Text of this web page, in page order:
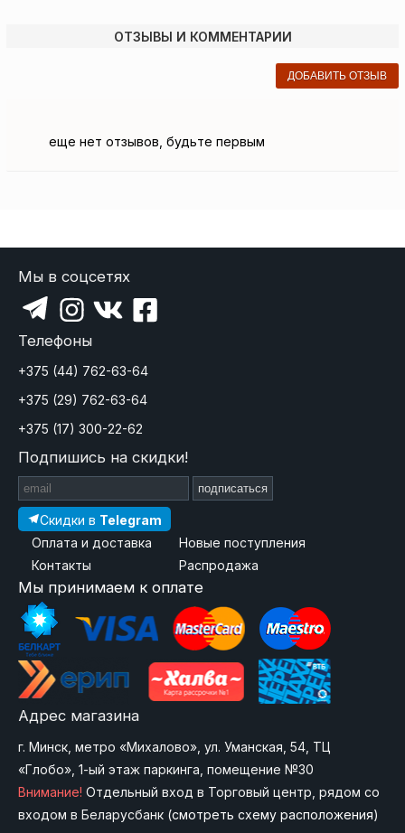
ОТЗЫВЫ И КОММЕНТАРИИ
ДОБАВИТЬ ОТЗЫВ
еще нет отзывов, будьте первым
Мы в соцсетях
Телефоны
+375 (44) 762-63-64
+375 (29) 762-63-64
+375 (17) 300-22-62
Подпишись на скидки!
подписаться
Скидки в Telegram
Оплата и доставка
Контакты
Новые поступления
Распродажа
Мы принимаем к оплате
Адрес магазина
г. Минск, метро «Михалово», ул. Уманская, 54, ТЦ
«Глобо», 1-ый этаж паркинга, помещение №30
Внимание! Отдельный вход в Торговый центр, рядом со
входом в Беларусбанк (смотреть схему расположения)